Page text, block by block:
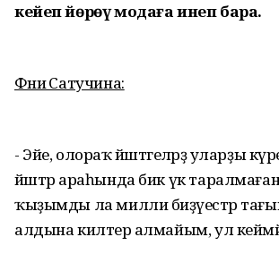
кейеп йөрөү модаға инеп бара.
Фәниә Сатучина:
- Эйе, олораҡ йәштәгеләрҙә уларҙы
йәштәр араһында бик үк
ҡыҙымды ла милли биҙәүестәр
алдына килтерә алмайым, ул